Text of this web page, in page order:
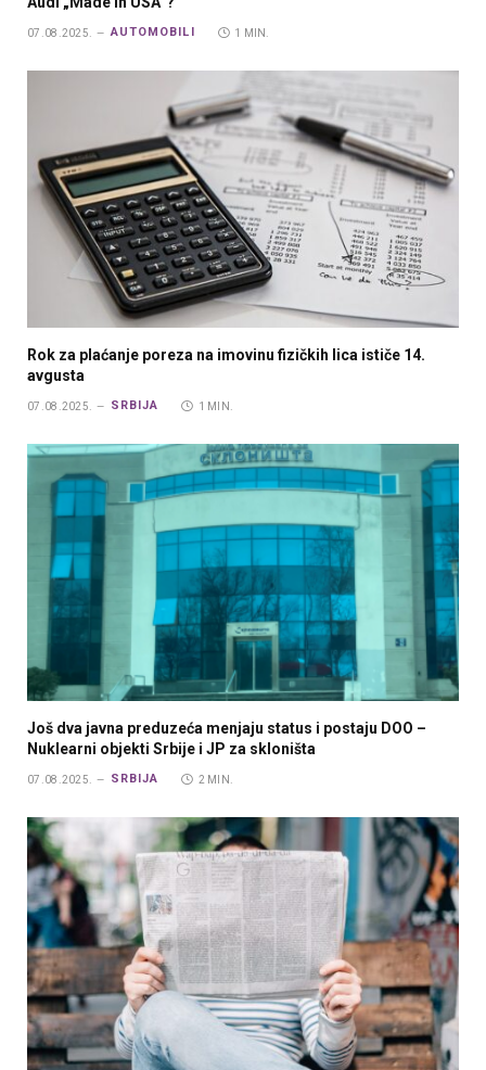
07.08.2025. AUTOMOBILI 1 MIN.
Rok za plaćanje poreza na imovinu fizičkih lica ističe 14.
avgusta
07.08.2025. SRBIJA 1 MIN.
Još dva javna preduzeća menjaju status i postaju DOO –
Nuklearni objekti Srbije i JP za skloništa
07.08.2025. SRBIJA 2 MIN.